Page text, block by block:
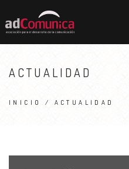
ACTUALIDAD
INICIO / ACTUALIDAD